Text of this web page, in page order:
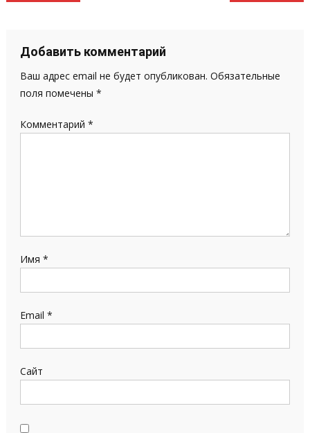
записям
Добавить комментарий
Ваш адрес email не будет опубликован. Обязательные
поля помечены *
Комментарий *
Имя *
Email *
Сайт